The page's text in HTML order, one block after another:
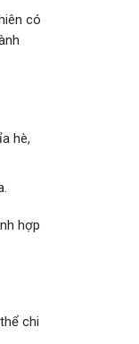
có
hè,
hợp
chi